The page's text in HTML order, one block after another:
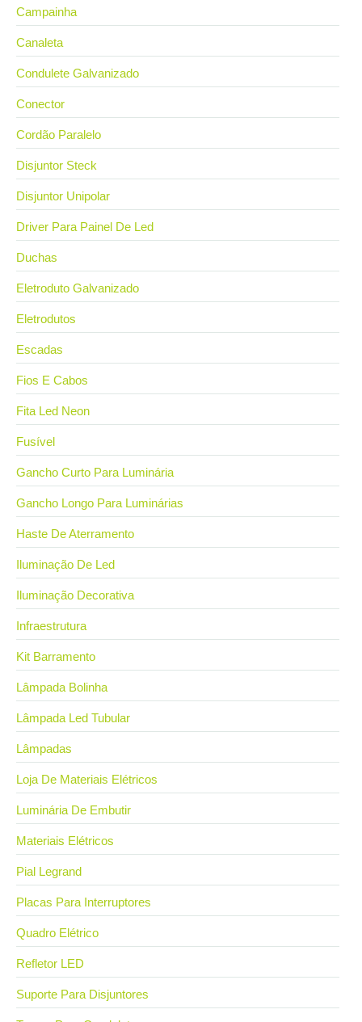
Campainha
Canaleta
Condulete Galvanizado
Conector
Cordão Paralelo
Disjuntor Steck
Disjuntor Unipolar
Driver Para Painel De Led
Duchas
Eletroduto Galvanizado
Eletrodutos
Escadas
Fios E Cabos
Fita Led Neon
Fusível
Gancho Curto Para Luminária
Gancho Longo Para Luminárias
Haste De Aterramento
Iluminação De Led
Iluminação Decorativa
Infraestrutura
Kit Barramento
Lâmpada Bolinha
Lâmpada Led Tubular
Lâmpadas
Loja De Materiais Elétricos
Luminária De Embutir
Materiais Elétricos
Pial Legrand
Placas Para Interruptores
Quadro Elétrico
Refletor LED
Suporte Para Disjuntores